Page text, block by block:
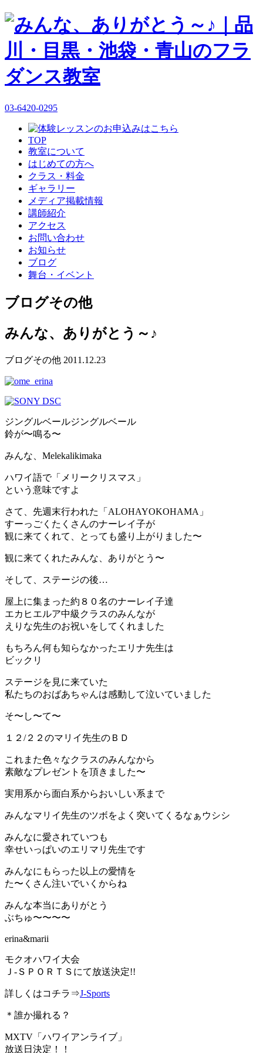
03-6420-0295
TOP
教室について
はじめての方へ
クラス・料金
ギャラリー
メディア掲載情報
講師紹介
アクセス
お問い合わせ
お知らせ
ブログ
舞台・イベント
ブログその他
みんな、ありがとう～♪
ブログその他 2011.12.23
ジングルベールジングルベール
鈴が〜鳴る〜
みんな、Melekalikimaka
ハワイ語で「メリークリスマス」
という意味ですよ
さて、先週末行われた「ALOHAYOKOHAMA」
すーっごくたくさんのナーレイ子が
観に来てくれて、とっても盛り上がりました〜
観に来てくれたみんな、ありがとう〜
そして、ステージの後…
屋上に集まった約８０名のナーレイ子達
エカヒエルア中級クラスのみんなが
えりな先生のお祝いをしてくれました
もちろん何も知らなかったエリナ先生は
ビックリ
ステージを見に来ていた
私たちのおばあちゃんは感動して泣いていました
そ〜し〜て〜
１２/２２のマリイ先生のＢＤ
これまた色々なクラスのみんなから
素敵なプレゼントを頂きました〜
実用系から面白系からおいしい系まで
みんなマリイ先生のツボをよく突いてくるなぁウシシ
みんなに愛されていつも
幸せいっぱいのエリマリ先生です
みんなにもらった以上の愛情を
た〜くさん注いでいくからね
みんな本当にありがとう
ぶちゅ〜〜〜〜
erina&marii
モクオハワイ大会
Ｊ-ＳＰＯＲＴＳにて放送決定!!
詳しくはコチラ⇒J-Sports
＊誰か撮れる？
MXTV「ハワイアンライブ」
放送日決定！！